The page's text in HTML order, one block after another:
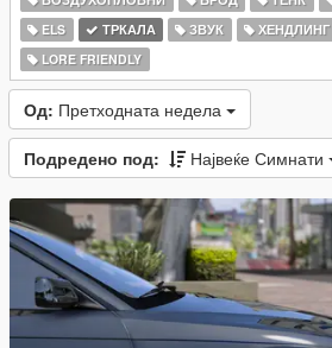
ELS
ТРКАЛА ЗВУК ХЕНДЛИНГ
LORE FRIENDLY
Од: Претходната недела
Подредено под: Највеќе Симнати